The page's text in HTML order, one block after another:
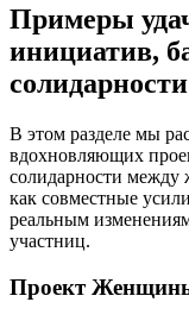
Примеры
инициатив,
солидарности
В этом разделе мы
вдохновляющих
солидарности
как совместные
реальным
участниц.
Проект